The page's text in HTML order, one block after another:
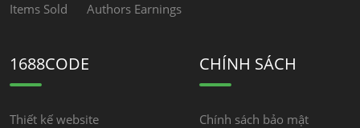
Items Sold
Authors Earnings
1688CODE
Thiết kế website
CHÍNH SÁCH
Chính sách bảo mật